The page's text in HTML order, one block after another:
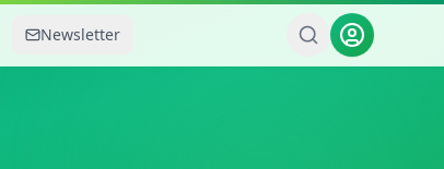
Newsletter